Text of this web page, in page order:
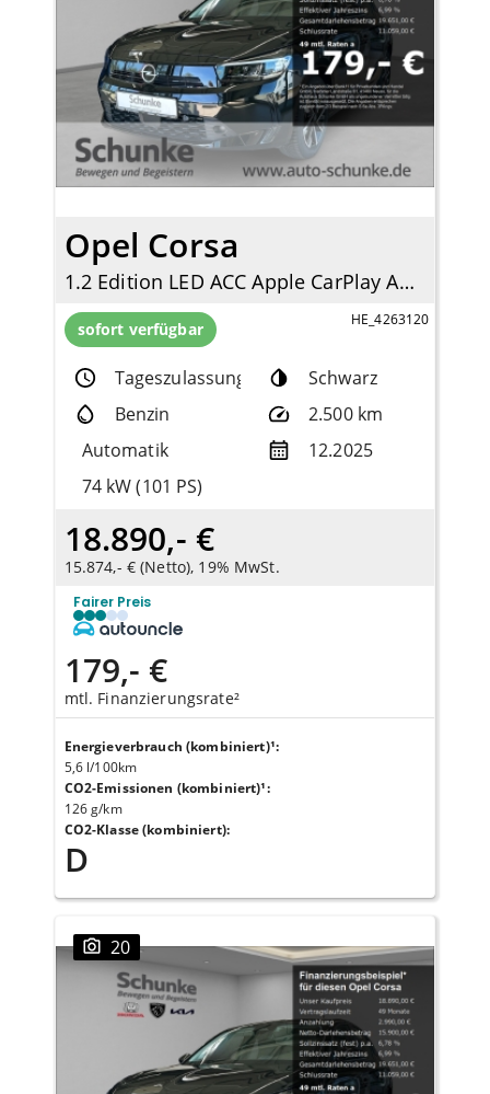
Opel Corsa
1.2 Edition LED ACC Apple CarPlay Android Auto DAB Spurhalteass.
sofort verfügbar HE_4263120
Tageszulassung
Schwarz
Benzin
2.500 km
Automatik
12.2025
74 kW (101 PS)
18.890,- €
15.874,- € (Netto), 19% MwSt.
Fairer Preis
179,- €
mtl. Finanzierungsrate²
Energieverbrauch (kombiniert)¹:
5,6 l/100km
CO2-Emissionen (kombiniert)¹:
126 g/km
CO2-Klasse (kombiniert):
D
20